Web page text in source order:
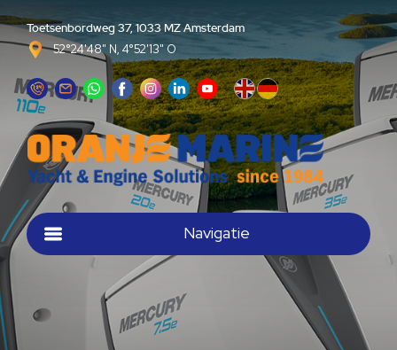
Toetsenbordweg 37, 1033 MZ Amsterdam
52°24'48" N, 4°52'13" O
Navigatie